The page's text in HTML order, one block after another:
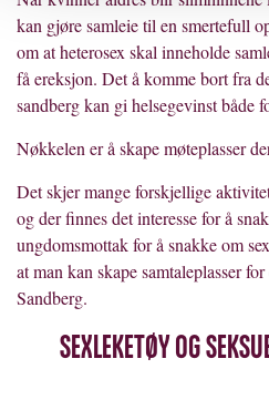
kan gjøre samleie til en smertefull
om at heterosex skal inneholde
få ereksjon. Det å komme bort fra
sandberg kan gi helsegevinst både
Nøkkelen er å skape møteplasser
Det skjer mange forskjellige
og der finnes det interesse for å
ungdomsmottak for å snakke om
at man kan skape samtaleplasser
Sandberg.
Sexleketøy og